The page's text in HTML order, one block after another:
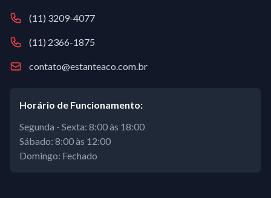
(11) 3209-4077
(11) 2366-1875
contato@estanteaco.com.br
Horário de Funcionamento:
Segunda - Sexta: 8:00 às 18:00
Sábado: 8:00 às 12:00
Domingo: Fechado